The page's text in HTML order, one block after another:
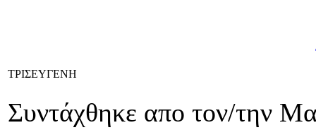
ΤΡΙΣΕΥΓΕΝΗ
Συντάχθηκε απο τον/την